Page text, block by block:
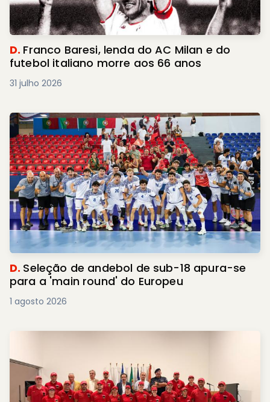
D. Franco Baresi, lenda do AC Milan e do
futebol italiano morre aos 66 anos
31 julho 2026
D. Seleção de andebol de sub-18 apura-se
para a 'main round' do Europeu
1 agosto 2026